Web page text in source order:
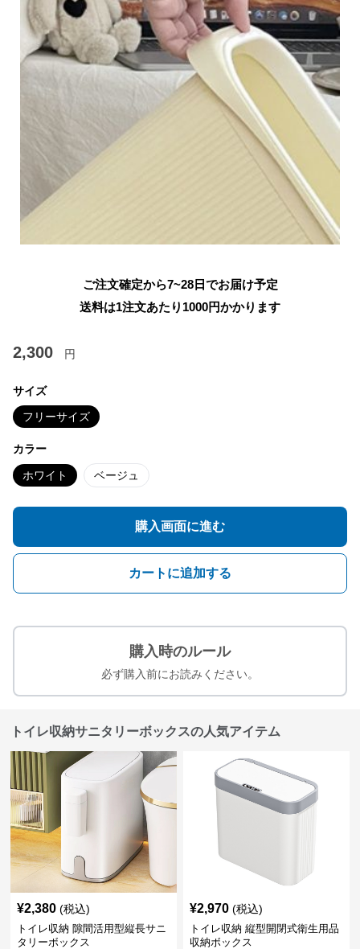
ご注文確定から7~28日でお届け予定
送料は1注文あたり 1000円かかります
2,300 円
サイズ
フリーサイズ
カラー
ホワイト ベージュ
購入画面に進む
カートに追加する
購入時のルール
必ず購入前にお読みください。
トイレ収納サニタリーボックスの人気アイテム
¥2,380 (税込)
トイレ収納 隙間活用型縦長サニ
タリーボックス
¥2,970 (税込)
トイレ収納 縦型開閉式衛生用品
収納ボックス